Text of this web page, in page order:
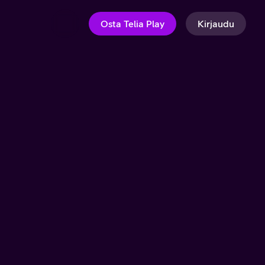
Osta Telia Play Kirjaudu